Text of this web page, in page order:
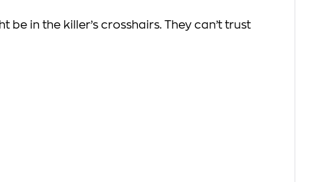
in the killer’s crosshairs. They can’t trust